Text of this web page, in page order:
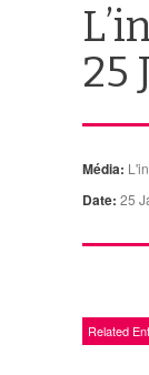
25
Média:
Date: 25
Related